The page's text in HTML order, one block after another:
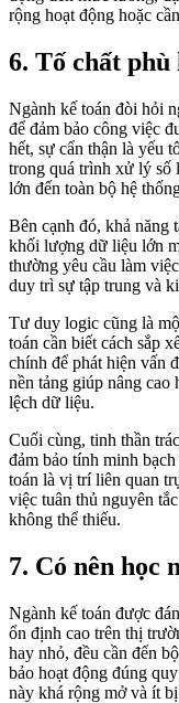
rộng hoạt động hoặc
6. Tố chất phù
Ngành kế toán đòi hỏi
để đảm bảo công việc
hết, sự cẩn thận là yếu
trong quá trình xử lý số
lớn đến toàn bộ hệ
Bên cạnh đó, khả năng
khối lượng dữ liệu lớn
thường yêu cầu làm
duy trì sự tập trung và
Tư duy logic cũng là
toán cần biết cách sắp
chính để phát hiện vấn
nền tảng giúp nâng cao
lệch dữ liệu.
Cuối cùng, tinh thần
đảm bảo tính minh
toán là vị trí liên quan
việc tuân thủ nguyên
không thể thiếu.
7. Có nên học
Ngành kế toán được
ổn định cao trên thị
hay nhỏ, đều cần đến
bảo hoạt động đúng
này khá rộng mở và ít